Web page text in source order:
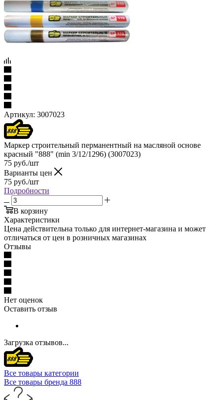
Артикул: 3007023
Маркер строительный перманентный на масляной основе
красный "888" (min 3/12/1296) (3007023)
75 руб./шт
Варианты цен
75 руб./шт
Подробности
В корзину
Характеристики
Цена действительна только для интернет-магазина и может
отличаться от цен в розничных магазинах
Отзывы
Нет оценок
Оставить отзыв
Загрузка отзывов...
Все товары категории
Все товары бренда 888